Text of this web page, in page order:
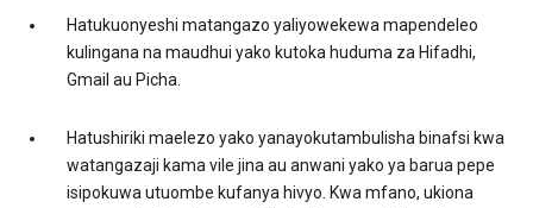
Hatukuonyeshi matangazo yaliyowekewa mapendeleo
kulingana na maudhui yako kutoka huduma za Hifadhi,
Gmail au Picha.
Hatushiriki maelezo yako yanayokutambulisha binafsi kwa
watangazaji kama vile jina au anwani yako ya barua pepe
isipokuwa utuombe kufanya hivyo. Kwa mfano, ukiona